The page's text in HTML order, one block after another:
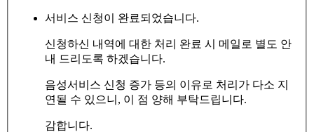
서비스 신청이 완료되었습니다.
신청하신 내역에 대한 처리 완료 시 메일로 별도 안
내 드리도록 하겠습니다.
음성서비스 신청 증가 등의 이유로 처리가 다소 지
연될 수 있으니, 이 점 양해 부탁드립니다.
감합니다.